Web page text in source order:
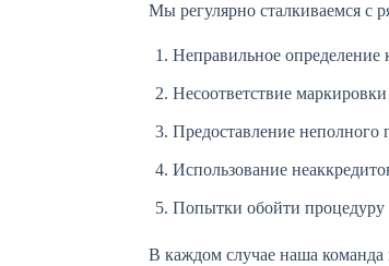
Мы регулярно сталкиваемся с
Неправильное
Несоответствие
Предоставление неполного
Использование
Попытки обойти
В каждом случае наша команда